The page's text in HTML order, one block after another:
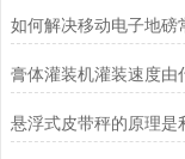
如何解决移动电子地磅